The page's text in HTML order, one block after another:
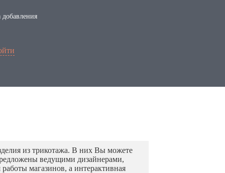
из трикотажа. В них Вы можете
ведущими дизайнерами,
магазинов, а интерактивная